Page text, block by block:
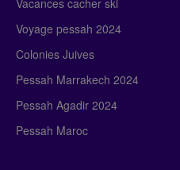
Vacances cacher ski
Voyage pessah 2024
Colonies Juives
Pessah Marrakech 2024
Pessah Agadir 2024
Pessah Maroc